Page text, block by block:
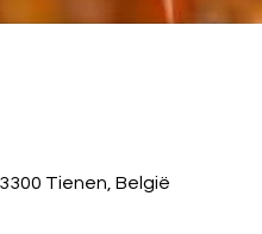
Tienen, België